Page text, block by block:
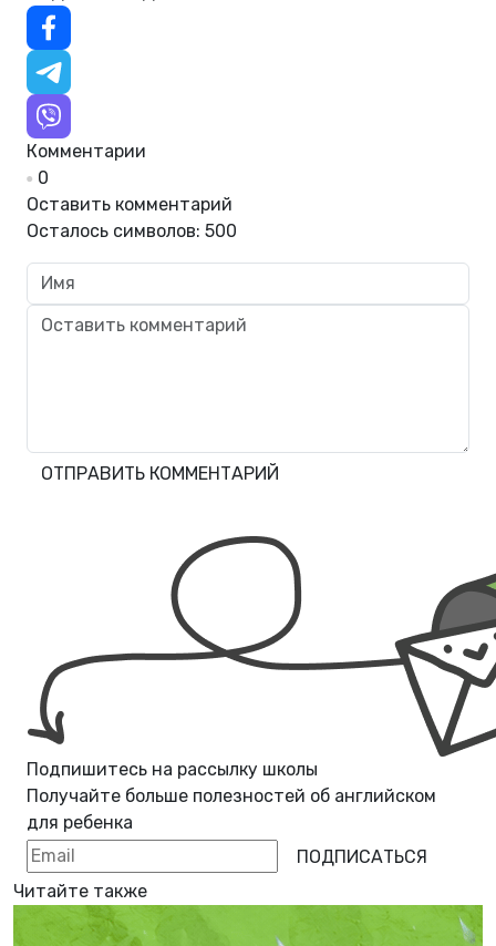
Комментарии
0
Оставить комментарий
Осталось символов: 500
ОТПРАВИТЬ КОММЕНТАРИЙ
Подпишитесь на рассылку школы
Получайте больше полезностей об английском
для ребенка
ПОДПИСАТЬСЯ
Читайте также